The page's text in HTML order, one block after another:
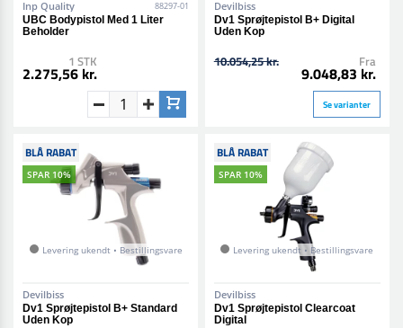
Inp Quality 88297-01
UBC Bodypistol Med 1 Liter
Beholder
1 STK
2.275,56 kr.
Devilbiss
Dv1 Sprøjtepistol B+ Digital
Uden Kop
10.054,25 kr. Fra
9.048,83 kr.
Se varianter
BLÅ RABAT
SPAR 10%
Levering ukendt • Bestillingsvare
Devilbiss
Dv1 Sprøjtepistol B+ Standard
Uden Kop
BLÅ RABAT
SPAR 10%
Levering ukendt • Bestillingsvare
Devilbiss
Dv1 Sprøjtepistol Clearcoat
Digital